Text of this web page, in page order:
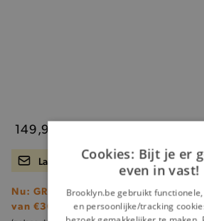
149,95
Laat me weten wanneer er terug
Nu: GRATIS Brooklyn shopper
van €300 nieuwe collectie!
Cookies: Bijt je er
even in vast!
Brooklyn.be gebruikt
en persoonlijke/tracking